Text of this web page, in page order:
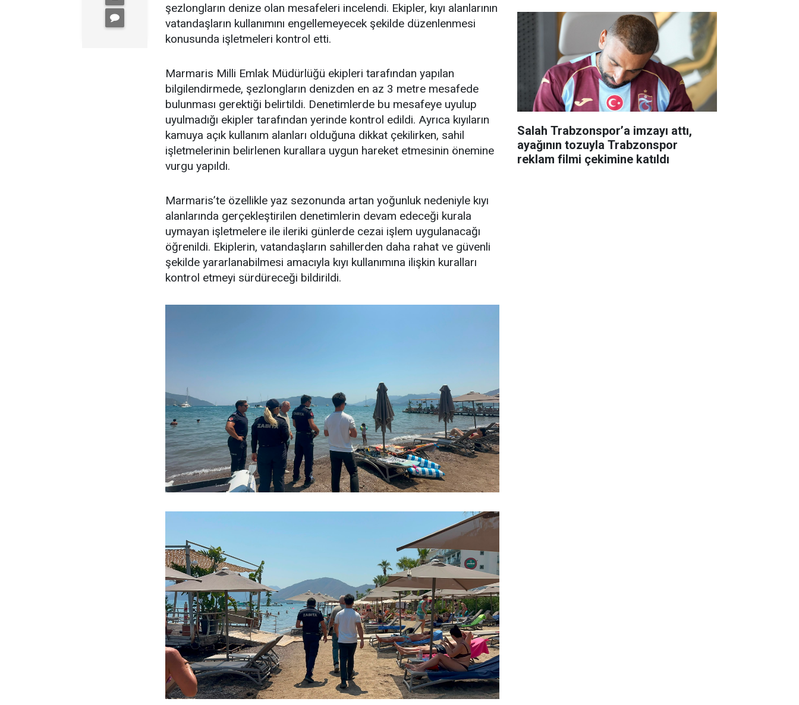
şezlongların denize olan mesafeleri incelendi. Ekipler, kıyı alanlarının
vatandaşların kullanımını engellemeyecek şekilde düzenlenmesi
konusunda işletmeleri kontrol etti.
Marmaris Milli Emlak Müdürlüğü ekipleri tarafından yapılan
bilgilendirmede, şezlongların denizden en az 3 metre mesafede
bulunması gerektiği belirtildi. Denetimlerde bu mesafeye uyulup
uyulmadığı ekipler tarafından yerinde kontrol edildi. Ayrıca kıyıların
kamuya açık kullanım alanları olduğuna dikkat çekilirken, sahil
işletmelerinin belirlenen kurallara uygun hareket etmesinin önemine
vurgu yapıldı.
Marmaris’te özellikle yaz sezonunda artan yoğunluk nedeniyle kıyı
alanlarında gerçekleştirilen denetimlerin devam edeceği kurala
uymayan işletmelere ile ileriki günlerde cezai işlem uygulanacağı
öğrenildi. Ekiplerin, vatandaşların sahillerden daha rahat ve güvenli
şekilde yararlanabilmesi amacıyla kıyı kullanımına ilişkin kuralları
kontrol etmeyi sürdüreceği bildirildi.
Salah Trabzonspor’a imzayı attı,
ayağının tozuyla Trabzonspor
reklam filmi çekimine katıldı